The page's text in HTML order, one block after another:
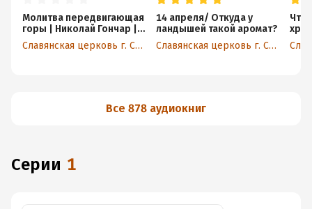
Молитва передвигающая
горы | Николай Гончар |
15 Сентября 2023
Славянская церковь г. Сакраменто
14 апреля/ Откуда у
ландышей такой аромат?
Славянская церковь г. Сакраменто
Что
Все 878 аудиокниг
Серии 1